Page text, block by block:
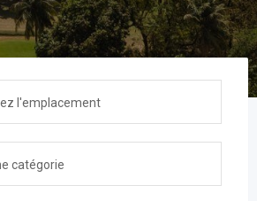
l'emplacement
catégorie